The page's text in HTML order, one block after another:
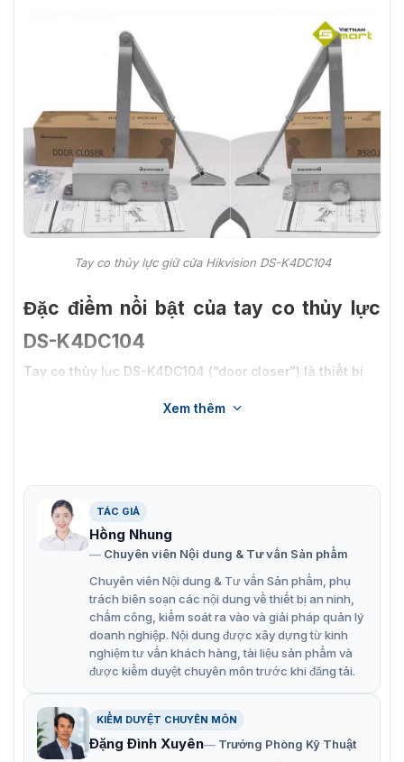
Tay co thủy lực giữ cửa Hikvision DS-K4DC104
Đặc điểm nổi bật của tay co thủy lực
DS-K4DC104
Tay co thủy lực DS-K4DC104 (“door closer”) là thiết bị
dạng, linh hoạt.
Vật liệu bền bỉ: Đảm bảo tuổi thọ cao và hoạt động
ổn định lâu dài.
Hoạt động cơ học, không dùng điện: Tiết kiệm năng
lượng và thân thiện với môi trường.
An toàn cho sức khỏe và môi trường: Không gây hại
cho người dùng và môi trường xung quanh.
và các tiêu chuẩn khác của Châu Âu, đảm bảo chất
lượng và an toàn.
Xem thêm
TÁC GIẢ
Hồng Nhung
Chuyên viên Nội dung & Tư vấn Sản phẩm
Chuyên viên Nội dung & Tư vấn Sản phẩm, phụ
trách biên soạn các nội dung về thiết bị an ninh,
chấm công, kiểm soát ra vào và giải pháp quản lý
doanh nghiệp. Nội dung được xây dựng từ kinh
nghiệm tư vấn khách hàng, tài liệu sản phẩm và
được kiểm duyệt chuyên môn trước khi đăng tải.
KIỂM DUYỆT CHUYÊN MÔN
Đặng Đình Xuyên
Trưởng Phòng Kỹ Thuật